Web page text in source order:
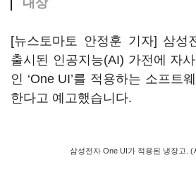
대상
[뉴스토마토 안정훈 기자] 삼성
출시된 인공지능(AI) 가전에 자
인 ‘One UI’를 적용하는 소프트
한다고 예고했습니다.
삼성전자 One UI가 적용된 냉장고. (